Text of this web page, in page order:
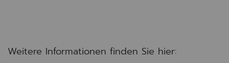
Weitere Informationen finden Sie hier: